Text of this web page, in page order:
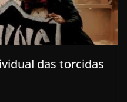
das torcidas